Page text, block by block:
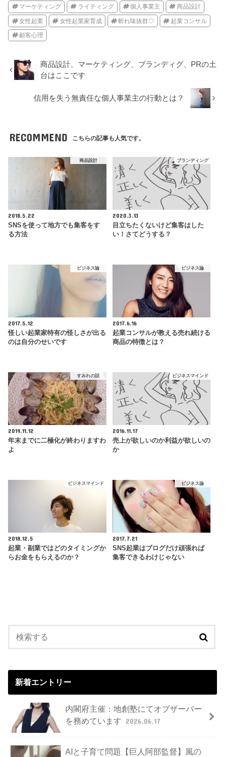
マーケティング ライティング 個人事業主 商品設計
女性起業 女性起業家育成 斬れ味抜群♡ 起業コンサル
顧客心理
商品設計、マーケティング、ブランディグ、PRの土
台はここです
信用を失う無責任な個人事業主の行動とは？
RECOMMEND こちらの記事も人気です。
商品設計
2018.5.22
SNSを使って地方でも集客をす
る方法
ブランディング
2020.3.13
目立ちたくないけど集客はした
い！さてどうする？
ビジネス論
2017.5.12
怪しい起業家特有の怪しさが出る
のは自分のせいです
ビジネス論
2017.6.16
起業コンサルが教える売れ続ける
商品の特徴とは？
すみれの話
2019.11.12
年末までに二極化が終わりますわ
よ
ビジネスマインド
2016.11.17
売上が欲しいのか利益が欲しいの
か
ビジネスマインド
2018.12.5
起業・副業ではどのタイミングか
らお金をもらえるのか？
ビジネス論
2017.7.21
SNS起業はブログだけ頑張れば
集客できるわけじゃない
新着エントリー
内閣府主催：地創塾にてオブザーバー
を務めています 2026.06.17
AIと子育て問題【巨人阿部監督】風の